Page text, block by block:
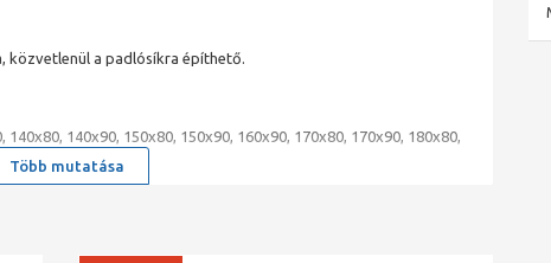
közvetlenül a padlósíkra építhető.
140x80, 140x90, 150x80, 150x90, 160x90, 170x80, 170x90, 180x80,
Több mutatása